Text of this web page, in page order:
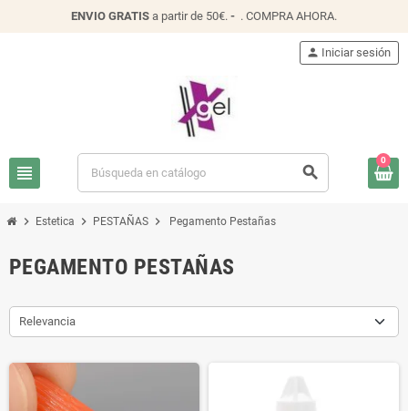
ENVIO GRATIS a partir de 50€. - . COMPRA AHORA.
view_headline search
person Iniciar sesión
0
chevron_right Estetica chevron_right PESTAÑAS chevron_right Pegamento Pestañas
PEGAMENTO PESTAÑAS
Relevancia